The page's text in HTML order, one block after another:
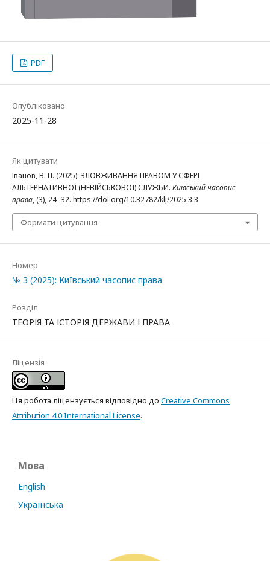
PDF
Опубліковано
2025-11-28
Як цитувати
Іванов, В. П. (2025). ЗЛОВЖИВАННЯ ПРАВОМ У СФЕРІ
АЛЬТЕРНАТИВНОЇ (НЕВІЙСЬКОВОЇ) СЛУЖБИ. Київський часопис
права, (3), 24–32. https://doi.org/10.32782/klj/2025.3.3
Формати цитування
Номер
№ 3 (2025): Київський часопис права
Розділ
ТЕОРІЯ ТА ІСТОРІЯ ДЕРЖАВИ І ПРАВА
Ліцензія
Ця робота ліцензується відповідно до Creative Commons
Attribution 4.0 International License.
Мова
English
Українська